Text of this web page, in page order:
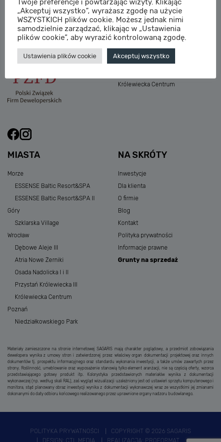
sprzedaz@sagaris.pl
Osada Nadolicka III
Dębowe Aleje III
Atria Nowe Żerniki
Szklarska Village
Osada Nadolicka I i II
Królewiecka Centrum
MIASTA
Morze
ESSENSE Baltic Resort&SPA
ESSENSE Baltic Resort&SPA II
Góry
Szklarska Village
Wrocław
Dębowe Aleje III
Atria Nowe Żerniki
Osada Nadolicka I i II
Przystań Królewiecka III
Królewiecka Centrum
Poznań
Niedziałkowskiego Park
NA SKRÓTY
Inwestycje
Dla klienta
O firmie
Blog
Kontakt
Polityka prywatności
Informacje prawne
Grunty na sprzedaż
Materiały zamieszczone na stronie internetowej SAGARIS mają charakter poglądowy, a przedmiot zobowiązania
dewelopera wynika z umowy stron i zatwierdzonej przez właściwy organ dokumentacji projektowej oraz innych
dokumentów tj. prospektu informacyjnego oraz standardu wykonania inwestycji, a także umów zawartych przez
strony. Roślinność, umeblowanie oraz wyposażenie stanowią tylko element aranżacji, nie są częścią oferty, wzorca
przedstawiającego gotowy produkt itp. Kolorystyka przedstawionych materiałów wynika z dokumentacji
wykonawczej (np. według skali RAL), zaś wygląd wizualizacji uzależniony jest od ustawień sprzętu komputerowego i
monitora, stąd planowany obraz inwestycji wynika z dokumentacji wykonawczej wraz ze wszystkimi jej zmianami
dokonanymi do daty odbioru końcowego realizowanego przez uprawnione organy nadzoru budowlanego.
POLITYKA PRYWATNOŚCI
COPYRIGHT © 2026 SAGARIS
DESIGN: CTL MEDIA REALIZACJA: PROFORMAT
Twoje preferencje i powtarzając wizyty. Klikając
„Akceptuj wszystko”, wyrażasz zgodę na użycie
WSZYSTKICH plików cookie. Możesz jednak nimi
samodzielnie zarządzać, klikając w „Ustawienia
plików cookie”, aby wyrazić kontrolowaną zgodę.
Ustawienia plików cookie Akceptuj wszystko